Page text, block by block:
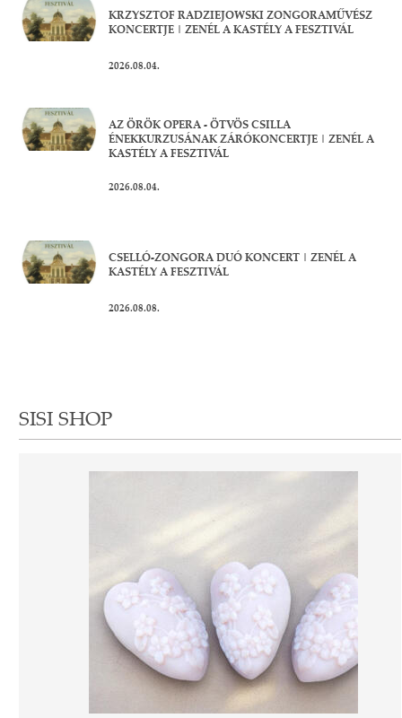
KRZYSZTOF RADZIEJOWSKI ZONGORAMŰVÉSZ
KONCERTJE | ZENÉL A KASTÉLY A FESZTIVÁL
2026.08.04.
AZ ÖRÖK OPERA - ÖTVÖS CSILLA
ÉNEKKURZUSÁNAK ZÁRÓKONCERTJE | ZENÉL A
KASTÉLY A FESZTIVÁL
2026.08.04.
CSELLÓ-ZONGORA DUÓ KONCERT | ZENÉL A
KASTÉLY A FESZTIVÁL
2026.08.08.
SISI SHOP